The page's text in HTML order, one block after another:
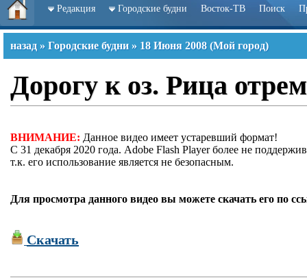
Редакция Городские будни Восток-ТВ Поиск
назад » Городские будни » 18 Июня 2008 (Мой город)
Дорогу к оз. Рица
ВНИМАНИЕ: Данное видео имеет устаревший формат!
С 31 декабря 2020 года. Adobe Flash Player более не
т.к. его использование является не безопасным.
Для просмотра данного видео вы можете скачать его по
Скачать